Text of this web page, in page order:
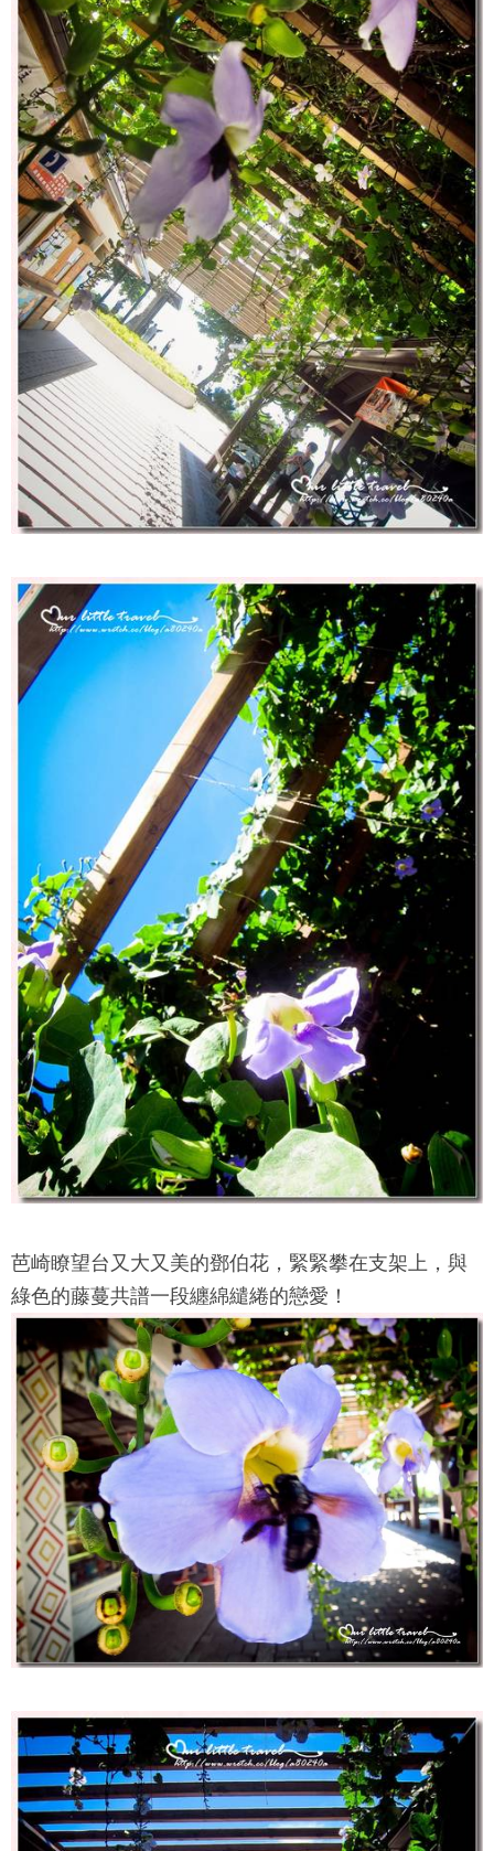
芭崎瞭望台又大又美的鄧伯花，緊緊攀在支架上，與
綠色的藤蔓共譜一段纏綿繾綣的戀愛！